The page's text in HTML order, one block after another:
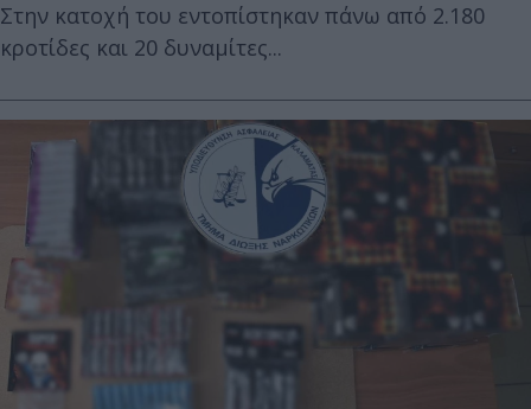
Στην κατοχή του εντοπίστηκαν πάνω από 2.180
κροτίδες και 20 δυναμίτες...